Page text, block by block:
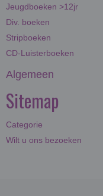
Jeugdboeken >12jr
Div. boeken
Stripboeken
CD-Luisterboeken
Algemeen
Sitemap
Categorie
Wilt u ons bezoeken